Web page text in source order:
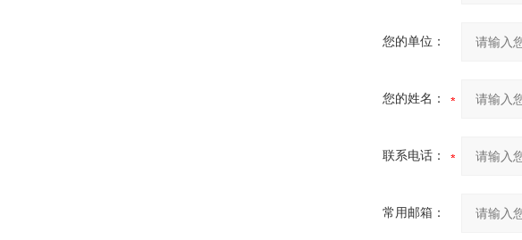
您的单位：
您的姓名：
联系电话：
常用邮箱：